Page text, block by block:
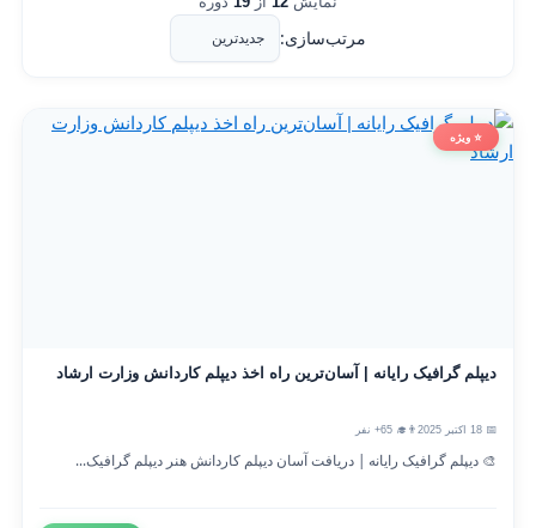
مرتب‌سازی:
⭐ ویژه
دیپلم گرافیک رایانه | آسان‌ترین راه اخذ دیپلم کاردانش وزارت ارشاد
👨‍🎓 65+ نفر
🎨 دیپلم گرافیک رایانه | دریافت آسان دیپلم کاردانش هنر دیپلم گرافیک...